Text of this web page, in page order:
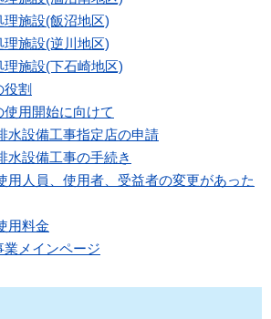
理施設(飯沼地区)
理施設(逆川地区)
理施設(下石崎地区)
割
用開始に向けて
水設備工事指定店の申請
水設備工事の手続き
用人員、使用者、受益者の変更があった
用料金
業メインページ